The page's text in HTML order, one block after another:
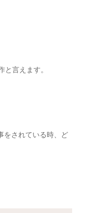
と言えます。
をされている時、ど